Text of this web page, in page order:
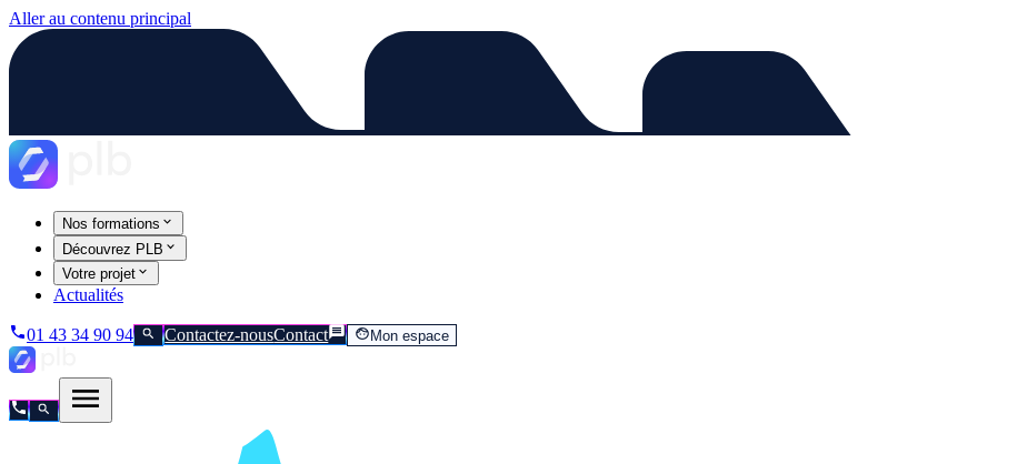
Aller au contenu principal
Nos formations
Découvrez PLB
Votre projet
Actualités
01 43 34 90 94 Contactez-nousContact Mon espace